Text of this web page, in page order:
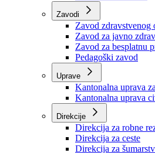
Centar za socijalni rad
Dom za stara i
Kantonalna bolnica
Zavodi
Zavod zdravstvenog
Zavod za javno
Zavod za besplatnu
Pedagoški zavod
Kantonalna uprava
Kantonalna uprava
Direkcije